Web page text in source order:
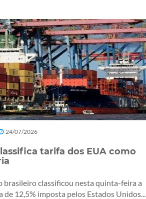
24/07/2026
tarifa dos EUA como
brasileiro classificou nesta quinta-feira a
de 12,5% imposta pelos Estados Unidos...